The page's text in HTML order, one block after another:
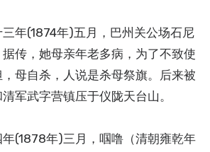
年(1874年)五月，巴州关公场石尼
传，她母亲年老多病，为了不致使
母自杀，人说是杀母祭旗。后来被
军武字营镇压于仪陇天台山。
(1878年)三月，啯噜（清朝雍乾年